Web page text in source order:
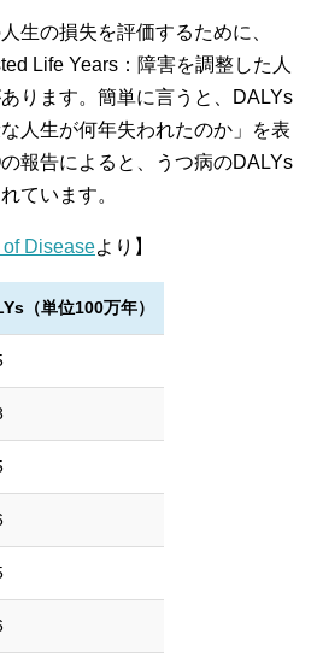
生の損失を評価するために、
Life Years：障害を調整した人
ります。簡単に言うと、DALYs
人生が何年失われたのか」を表
報告によると、うつ病のDALYs
ています。
Diseaseより】
（単位100万年）